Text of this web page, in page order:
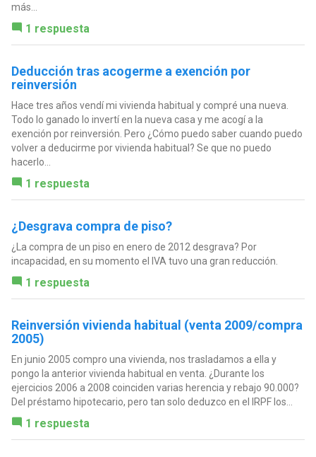
más...
1 respuesta
Deducción tras acogerme a exención por
reinversión
Hace tres años vendí mi vivienda habitual y compré una nueva.
Todo lo ganado lo invertí en la nueva casa y me acogí a la
exención por reinversión. Pero ¿Cómo puedo saber cuando puedo
volver a deducirme por vivienda habitual? Se que no puedo
hacerlo...
1 respuesta
¿Desgrava compra de piso?
¿La compra de un piso en enero de 2012 desgrava? Por
incapacidad, en su momento el IVA tuvo una gran reducción.
1 respuesta
Reinversión vivienda habitual (venta 2009/compra
2005)
En junio 2005 compro una vivienda, nos trasladamos a ella y
pongo la anterior vivienda habitual en venta. ¿Durante los
ejercicios 2006 a 2008 coinciden varias herencia y rebajo 90.000?
Del préstamo hipotecario, pero tan solo deduzco en el IRPF los...
1 respuesta